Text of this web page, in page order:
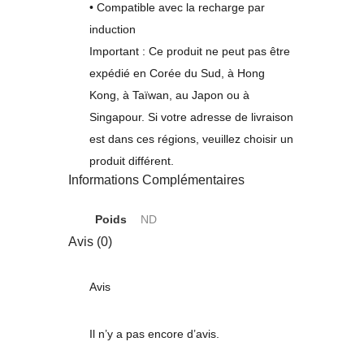
• Compatible avec la recharge par
induction
Important : Ce produit ne peut pas être
expédié en Corée du Sud, à Hong
Kong, à Taïwan, au Japon ou à
Singapour. Si votre adresse de livraison
est dans ces régions, veuillez choisir un
produit différent.
Informations Complémentaires
Poids ND
Avis (0)
Avis
Il n’y a pas encore d’avis.